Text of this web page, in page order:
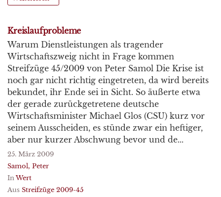
Kreislaufprobleme
Warum Dienstleistungen als tragender
Wirtschaftszweig nicht in Frage kommen
Streifzüge 45/2009 von Peter Samol Die Krise ist
noch gar nicht richtig eingetreten, da wird bereits
bekundet, ihr Ende sei in Sicht. So äußerte etwa
der gerade zurückgetretene deutsche
Wirtschaftsminister Michael Glos (CSU) kurz vor
seinem Ausscheiden, es stünde zwar ein heftiger,
aber nur kurzer Abschwung bevor und de...
25. März 2009
Samol, Peter
InWert
Aus Streifzüge 2009-45